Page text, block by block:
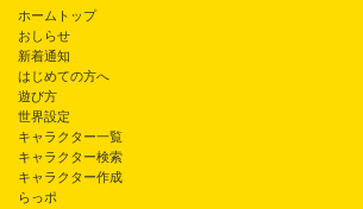
ホームトップ
おしらせ
新着通知
はじめての方へ
遊び方
世界設定
キャラクター一覧
キャラクター検索
キャラクター作成
らっポ